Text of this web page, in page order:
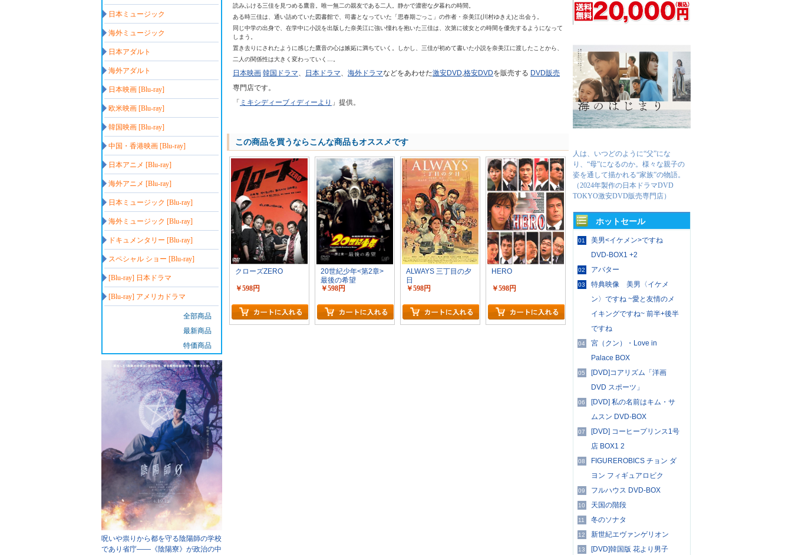
日本ミュージック
海外ミュージック
日本アダルト
海外アダルト
日本映画 [Blu-ray]
欧米映画 [Blu-ray]
韓国映画 [Blu-ray]
中国・香港映画 [Blu-ray]
日本アニメ [Blu-ray]
海外アニメ [Blu-ray]
日本ミュージック [Blu-ray]
海外ミュージック [Blu-ray]
ドキュメンタリー [Blu-ray]
スペシャル ショー [Blu-ray]
[Blu-ray] 日本ドラマ
[Blu-ray] アメリカドラマ
全部商品
最新商品
特価商品
呪いや祟りから都を守る陰陽師の学校
であり省庁――《陰陽寮》が政治の中
読みふける三佳を見つめる鷹音。唯一無二の親友である二人。静かで濃密な夕暮れの時間。
ある時三佳は、通い詰めていた図書館で、司書となっていた「思春期ごっこ」の作者・奈美江( 川村ゆきえ )と出会う。
同じ中学の出身で、在学中に小説を出版した奈美江に強い憧れを抱いた三佳は、次第に彼女との時間を優先するようになって
しまう。
置き去りにされたように感じた鷹音の心は嫉妬に満ちていく。しかし、三佳が初めて書いた小説を奈美江に渡したことから、
二人の関係性は大きく変わっていく…。
日本映画 韓国ドラマ、 日本ドラマ、 海外ドラマなどをあわせた激安DVD,格安DVDを販売する DVD販売
専門店です。
「 ミキシディーブィディーより 」提供。
この商品を買うならこんな商品もオススメです
クローズZERO
￥598円
20世紀少年<第2章>
最後の希望
￥598円
ALWAYS 三丁目の夕
日
￥598円
HERO
￥598円
人は、いつどのように“父”にな
り、“母”になるのか。様々な親子の
姿を通して描かれる“家族”の物語。
（2024年製作の日本ドラマDVD
TOKYO激安DVD販売専門店）
ホットセール
01
美男<イケメン>ですね
DVD-BOX1 +2
02 アバター
03
特典映像 美男〈イケメ
ン〉ですね ~愛と友情のメ
イキングですね~ 前半+後半
ですね
04
宮（クン）・Love in
Palace BOX
05
[DVD]コアリズム「洋画
DVD スポーツ」
06
[DVD] 私の名前はキム・サ
ムスン DVD-BOX
07
[DVD] コーヒープリンス1号
店 BOX1 2
08
FIGUREROBICS チョン ダ
ヨン フィギュアロビク
09 フルハウス DVD-BOX
10 天国の階段
11 冬のソナタ
12 新世紀エヴァンゲリオン
13
[DVD]韓国版 花より男子